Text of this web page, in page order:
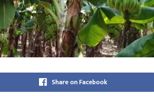
Share on Facebook